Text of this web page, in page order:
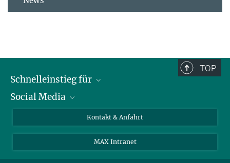
TOP
Schnelleinstieg für
Journalist*innen
Bewerbende
Social Media
Instagram
LinkedIn
Kontakt & Anfahrt
MAX Intranet